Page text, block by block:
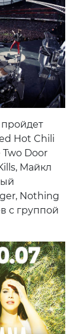
пройдет
Hot Chili
Door
Майкл
Nothing
с группой